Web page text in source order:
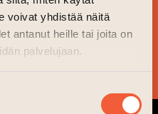
voivat yhdistää näitä
antanut heille tai joita on
palvelujaan.